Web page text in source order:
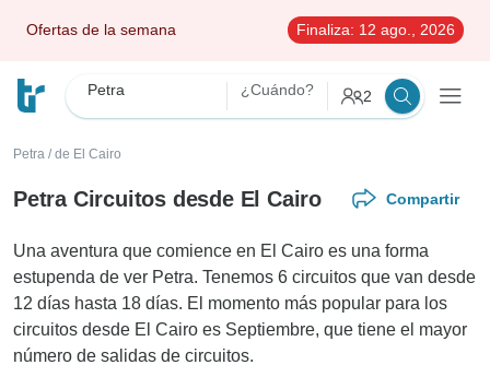
Ofertas de la semana Finaliza: 12 ago., 2026
Petra ¿Cuándo? 2
Petra / de El Cairo
Petra Circuitos desde El Cairo Compartir
Una aventura que comience en El Cairo es una forma
estupenda de ver Petra. Tenemos 6 circuitos que van desde
12 días hasta 18 días. El momento más popular para los
circuitos desde El Cairo es Septiembre, que tiene el mayor
número de salidas de circuitos.